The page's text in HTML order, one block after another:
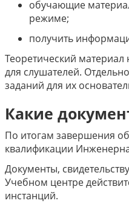
обучающие
режиме;
получить
Теоретический
для слушателей.
заданий для их
Какие
По итогам завершения
квалификации
Документы,
Учебном центре
инстанций.